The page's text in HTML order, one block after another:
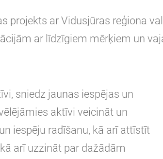
projekts ar Vidusjūras reģiona
ar līdzīgiem mērķiem un
sniedz jaunas iespējas un
aktīvi veicināt un
iespēju radīšanu, kā arī attīstīt
arī uzzināt par dažādām